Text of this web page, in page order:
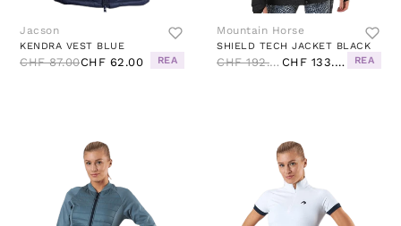
Jacson
KENDRA VEST BLUE
CHF 87.00CHF 62.00 REA
Mountain Horse
SHIELD TECH JACKET BLACK
CHF 192.00 CHF 133.00 REA